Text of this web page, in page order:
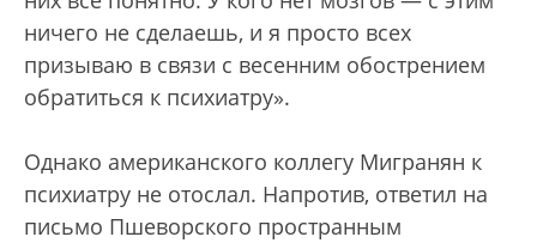
ничего не сделаешь, и я просто всех
призываю в связи с весенним обострением
обратиться к психиатру».
Однако американского коллегу Мигранян к
психиатру не отослал. Напротив, ответил на
письмо Пшеворского пространным